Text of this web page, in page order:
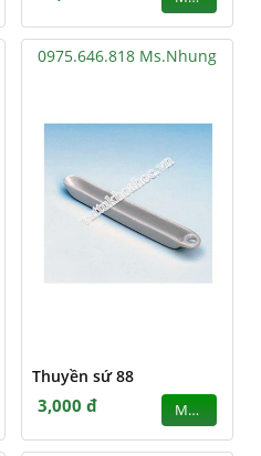
0975.646.818 Ms.Nhung
Thuyền sứ 88
3,000 đ MUA